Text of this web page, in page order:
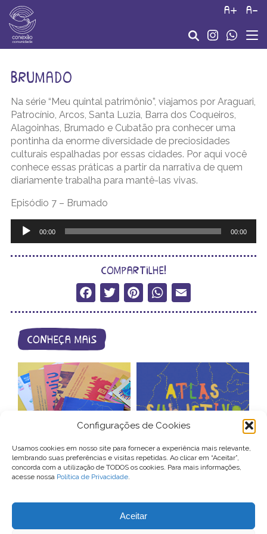
Configurações de Cookies
Usamos cookies em nosso site para fornecer a experiência mais relevante,
lembrando suas preferências e visitas repetidas. Ao clicar em “Aceitar”,
concorda com a utilização de TODOS os cookies. Para mais informações,
acesse nossa Política de Privacidade.
Aceitar
a+ a-
brumado
Na série “Meu quintal patrimônio”, viajamos por Araguari,
Patrocínio, Arcos, Santa Luzia, Barra dos Coqueiros,
Alagoinhas, Brumado e Cubatão pra conhecer uma
pontinha da enorme diversidade de preciosidades
culturais espalhadas por essas cidades. Por aqui você
conhece essas práticas a partir da narrativa de quem
diariamente trabalha para mantê-las vivas.
Episódio 7 – Brumado
Tocador
áudio
00:00 00:00
compartilhe!
Facebook
Twitter
Pinterest
WhatsApp
conheça mais
catálogo de
produtos
atlas subjetivo
contato@conexaocomunidade.org.br
ou nos procurar no Instagram@conexaocomunidade.